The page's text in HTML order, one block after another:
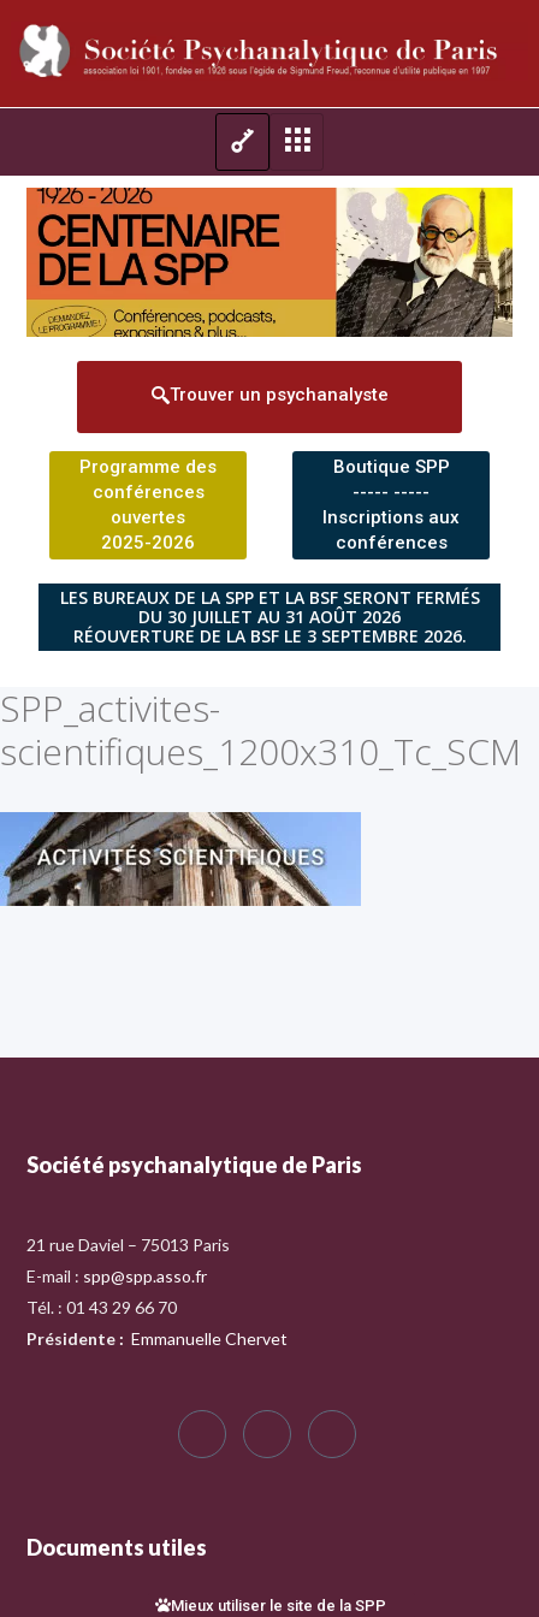
Trouver un psychanalyste
Programme des
conférences
ouvertes
2025-2026
Boutique SPP
----- -----
Inscriptions aux
conférences
LES BUREAUX DE LA SPP ET LA BSF SERONT FERMÉS
DU 30 JUILLET AU 31 AOÛT 2026
RÉOUVERTURE DE LA BSF LE 3 SEPTEMBRE 2026.
SPP_activites-
scientifiques_1200x310_Tc_SCM
Société psychanalytique de Paris
21 rue Daviel – 75013 Paris
E-mail : spp@spp.asso.fr
Tél. : 01 43 29 66 70
Présidente : Emmanuelle Chervet
Documents utiles
Mieux utiliser le site de la SPP